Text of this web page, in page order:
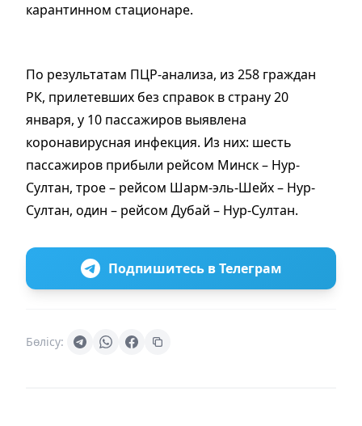
карантинном стационаре.
По результатам ПЦР-анализа, из 258 граждан
РК, прилетевших без справок в страну 20
января, у 10 пассажиров выявлена
коронавирусная инфекция. Из них: шесть
пассажиров прибыли рейсом Минск – Нур-
Султан, трое – рейсом Шарм-эль-Шейх – Нур-
Султан, один – рейсом Дубай – Нур-Султан.
Подпишитесь в Телеграм
Бөлісу: